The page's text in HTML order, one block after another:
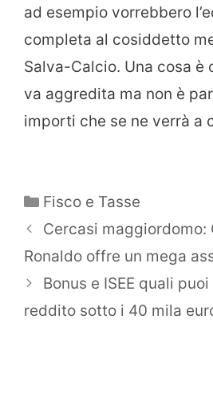
ad esempio vorrebbero
completa al cosiddetto
Salva-Calcio. Una cosa è
va aggredita ma non è
importi che se ne verrà a
Categorie
Fisco e Tasse
Cercasi maggiordomo:
Ronaldo offre un mega
Bonus e ISEE quali
reddito sotto i 40 mila